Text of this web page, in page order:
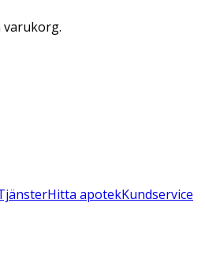
varukorg.
Hitta apotekKundservice